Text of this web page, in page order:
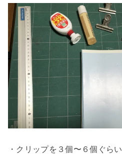
・クリップを３個〜６個ぐらい